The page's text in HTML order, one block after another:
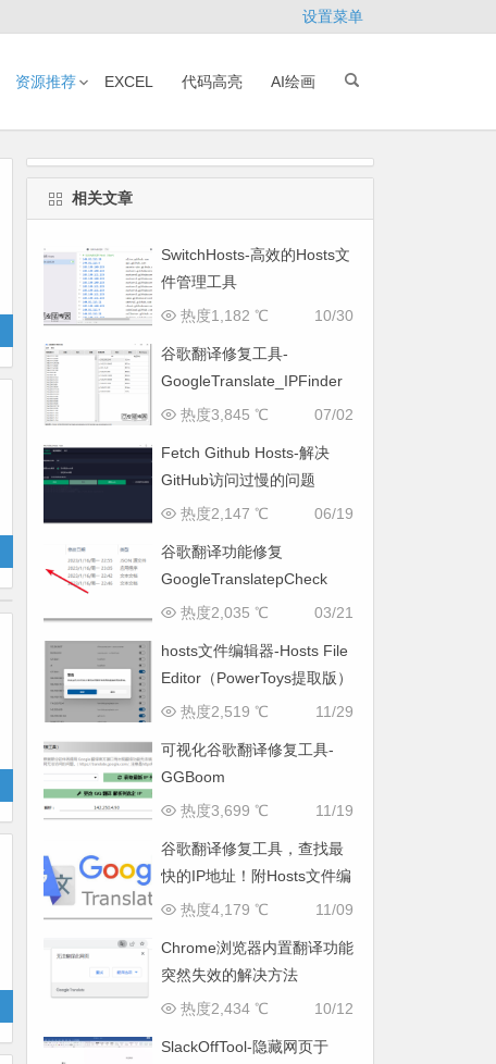
设置菜单
资源推荐 EXCEL 代码高亮 AI绘画
相关文章
SwitchHosts-高效的Hosts文
件管理工具
10/30
热度1,182 ℃
谷歌翻译修复工具-
GoogleTranslate_IPFinder
07/02
热度3,845 ℃
Fetch Github Hosts-解决
GitHub访问过慢的问题
06/19
热度2,147 ℃
谷歌翻译功能修复
GoogleTranslatepCheck
03/21
热度2,035 ℃
hosts文件编辑器-Hosts File
Editor（PowerToys提取版）
11/29
热度2,519 ℃
可视化谷歌翻译修复工具-
GGBoom
11/19
热度3,699 ℃
谷歌翻译修复工具，查找最
快的IP地址！附Hosts文件编
辑器
11/09
热度4,179 ℃
Chrome浏览器内置翻译功能
突然失效的解决方法
10/12
热度2,434 ℃
SlackOffTool-隐藏网页于